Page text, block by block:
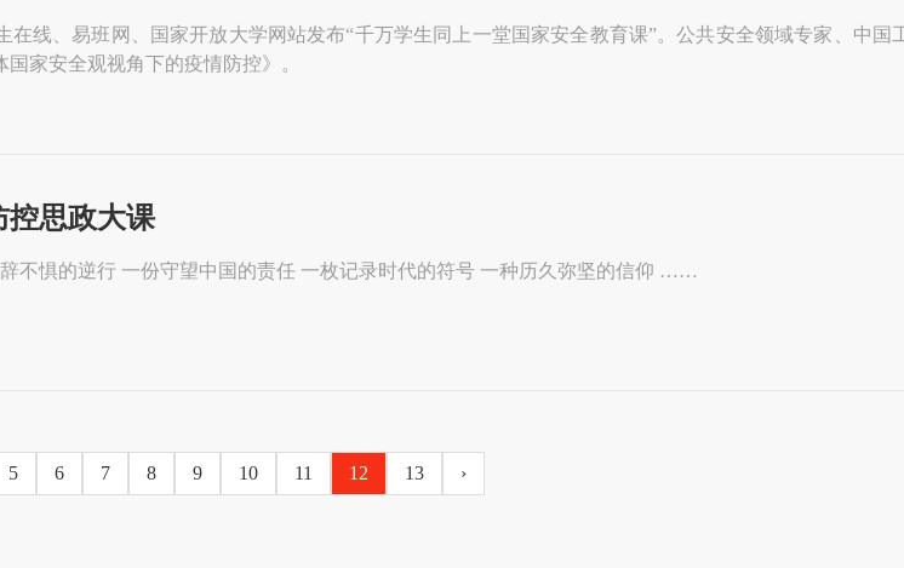
在线、易班网、国家开放大学网站发布“千万学生同上一堂国家安全教育课”。公共安全领域专家、中国
家安全观视角下的疫情防控》。
控思政大课
疫情之下 庚子年伊始注定不平凡 一场不辞不惧的逆行 一份守望中国的责任 一枚记录时代的符号 一种历久弥坚的信仰 ……
5 6 7 8 9 10 11 12 13 ›